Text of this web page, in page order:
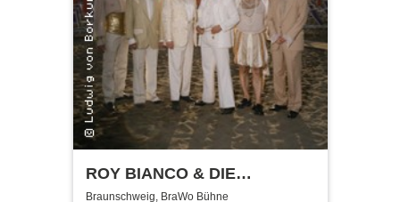
ROY BIANCO & DIE
ABBRUNZATI BOYS - LIVE
Braunschweig, BraWo Bühne